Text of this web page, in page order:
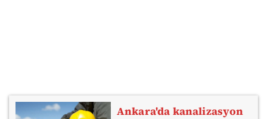
Ankara'da kanalizasyon